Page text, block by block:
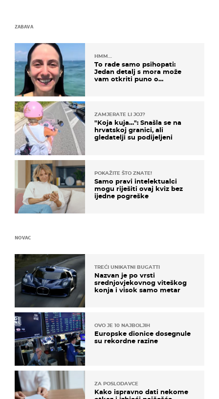
ZABAVA
HMM…
To rade samo psihopati:
Jedan detalj s mora može
vam otkriti puno o
ZAMJERATE LI JOJ?
"Koja kuja…": Snašla se na
hrvatskoj granici, ali
gledatelji su podijeljeni
POKAŽITE ŠTO ZNATE!
Samo pravi intelektualci
mogu riješiti ovaj kviz bez
ijedne pogreške
NOVAC
TREĆI UNIKATNI BUGATTI
Nazvan je po vrsti
srednjovjekovnog viteškog
konja i visok samo metar
OVO JE 10 NAJBOLJIH
Europske dionice dosegnule
su rekordne razine
ZA POSLODAVCE
Kako ispravno dati nekome